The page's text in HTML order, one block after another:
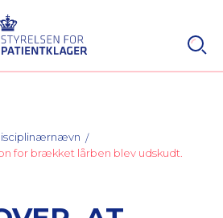
for brækket lårben blev udskudt.